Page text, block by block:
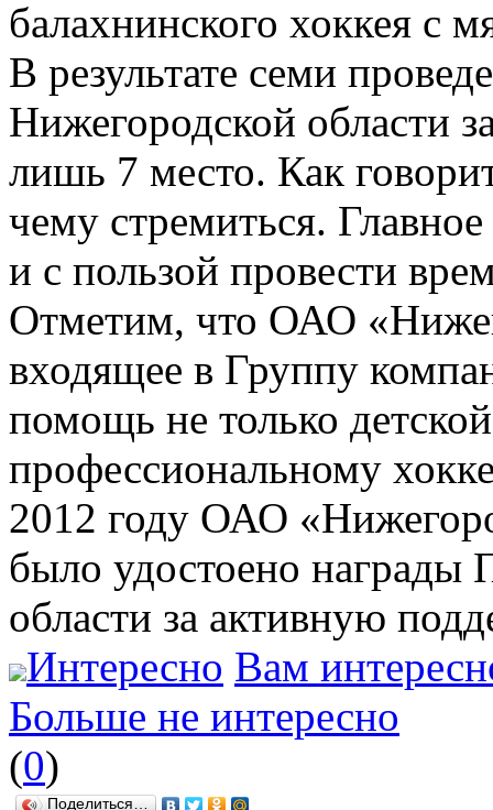
балахнинского хоккея с
В результате семи
Нижегородской области
лишь 7 место. Как
чему стремиться.
и с пользой провести
Отметим, что ОАО
входящее в Группу
помощь не только
профессиональному
2012 году ОАО
было удостоено награды
области за активную
Интересно Вам
Больше не интересно
(0)
Поделиться…